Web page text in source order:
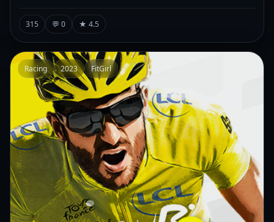
315 💬 0 ★ 4.5
Racing 2023 FitGirl